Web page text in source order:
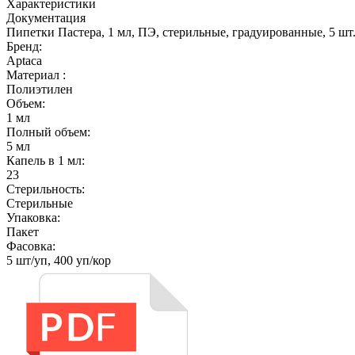
Характеристики
Документация
Пипетки Пастера, 1 мл, ПЭ, стерильные, градуированные, 5
Бренд:
Aptaca
Материал :
Полиэтилен
Объем:
1 мл
Полный объем:
5 мл
Капель в 1 мл:
23
Стерильность:
Cтерильные
Упаковка:
Пакет
Фасовка:
5 шт/уп, 400 уп/кор